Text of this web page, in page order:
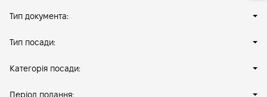
Тип документа:
Тип посади:
Категорія посади:
Період подання: